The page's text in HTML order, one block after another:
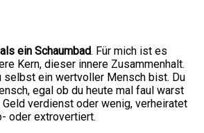
ein Schaumbad. Für mich ist es
Kern, dieser innere Zusammenhalt.
selbst ein wertvoller Mensch bist. Du
egal ob du heute mal faul warst
verdienst oder wenig, verheiratet
oder extrovertiert.